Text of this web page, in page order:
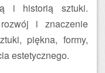
i historią sztuki.
i znaczenie
piękna, formy,
estetycznego.